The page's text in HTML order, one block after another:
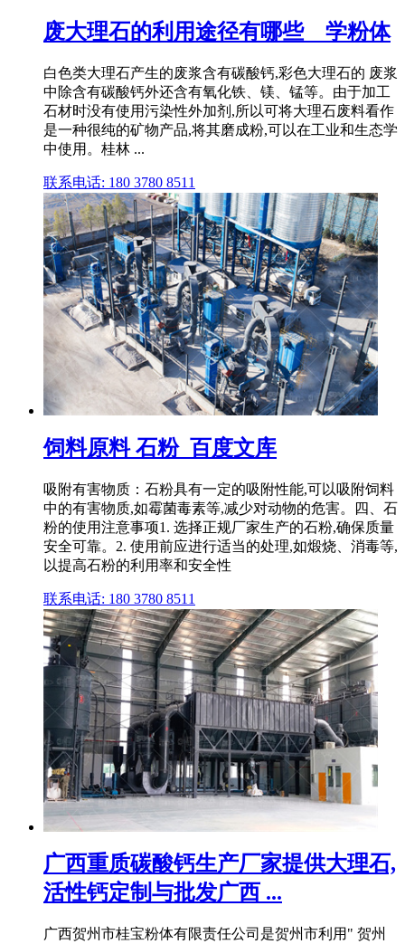
废大理石的利用途径有哪些 _ 学粉体
白色类大理石产生的废浆含有碳酸钙,彩色大理石的 废浆
中除含有碳酸钙外还含有氧化铁、镁、锰等。由于加工
石材时没有使用污染性外加剂,所以可将大理石废料看作
是一种很纯的矿物产品,将其磨成粉,可以在工业和生态学
中使用。桂林 ...
联系电话: 180 3780 8511
饲料原料 石粉_百度文库
吸附有害物质：石粉具有一定的吸附性能,可以吸附饲料
中的有害物质,如霉菌毒素等,减少对动物的危害。四、石
粉的使用注意事项1. 选择正规厂家生产的石粉,确保质量
安全可靠。2. 使用前应进行适当的处理,如煅烧、消毒等,
以提高石粉的利用率和安全性
联系电话: 180 3780 8511
广西重质碳酸钙生产厂家提供大理石,
活性钙定制与批发广西 ...
广西贺州市桂宝粉体有限责任公司是贺州市利用" 贺州